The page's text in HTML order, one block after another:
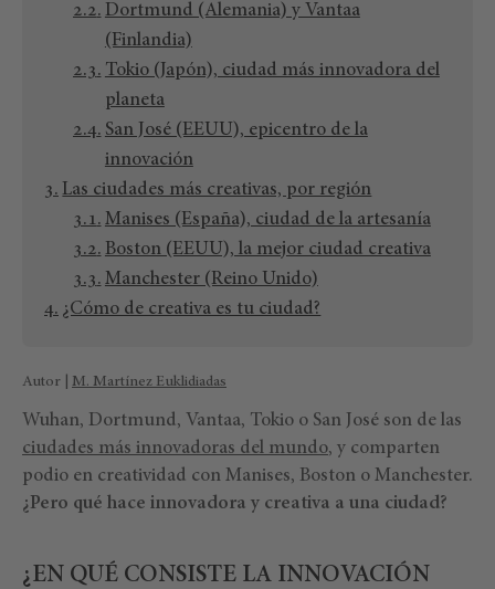
Dortmund (Alemania) y Vantaa
(Finlandia)
Tokio (Japón), ciudad más innovadora del
planeta
San José (EEUU), epicentro de la
innovación
Las ciudades más creativas, por región
Manises (España), ciudad de la artesanía
Boston (EEUU), la mejor ciudad creativa
Manchester (Reino Unido)
¿Cómo de creativa es tu ciudad?
Autor | M. Martínez Euklidiadas
Wuhan, Dortmund, Vantaa, Tokio o San José son de las
ciudades más innovadoras del mundo, y comparten
podio en creatividad con Manises, Boston o Manchester.
¿Pero qué hace innovadora y creativa a una ciudad?
¿EN QUÉ CONSISTE LA INNOVACIÓN